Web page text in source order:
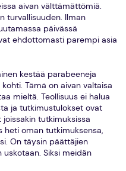
aivan välttämättömiä.
turvallisuuden. Ilman
päivässä
ehdottomasti parempi asia
kestää parabeeneja
Tämä on aivan valtaisa
mieltä. Teollisuus ei halua
ja tutkimustulokset ovat
tutkimuksissa
heti oman tutkimuksensa,
On täysin päättäjien
Siksi meidän